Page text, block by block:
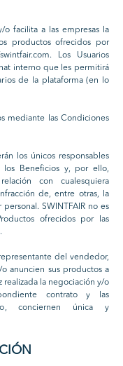
o facilita a las empresas la
productos ofrecidos por
Los Usuarios
interno que les permitirá
de la plataforma (en lo
mediante las Condiciones
los únicos responsables
Beneficios y, por ello,
con cualesquiera
de, entre otras, la
SWINTFAIR no es
ofrecidos por las
del vendedor,
anuncien sus productos a
realizada la negociación y/o
contrato y las
conciernen única y